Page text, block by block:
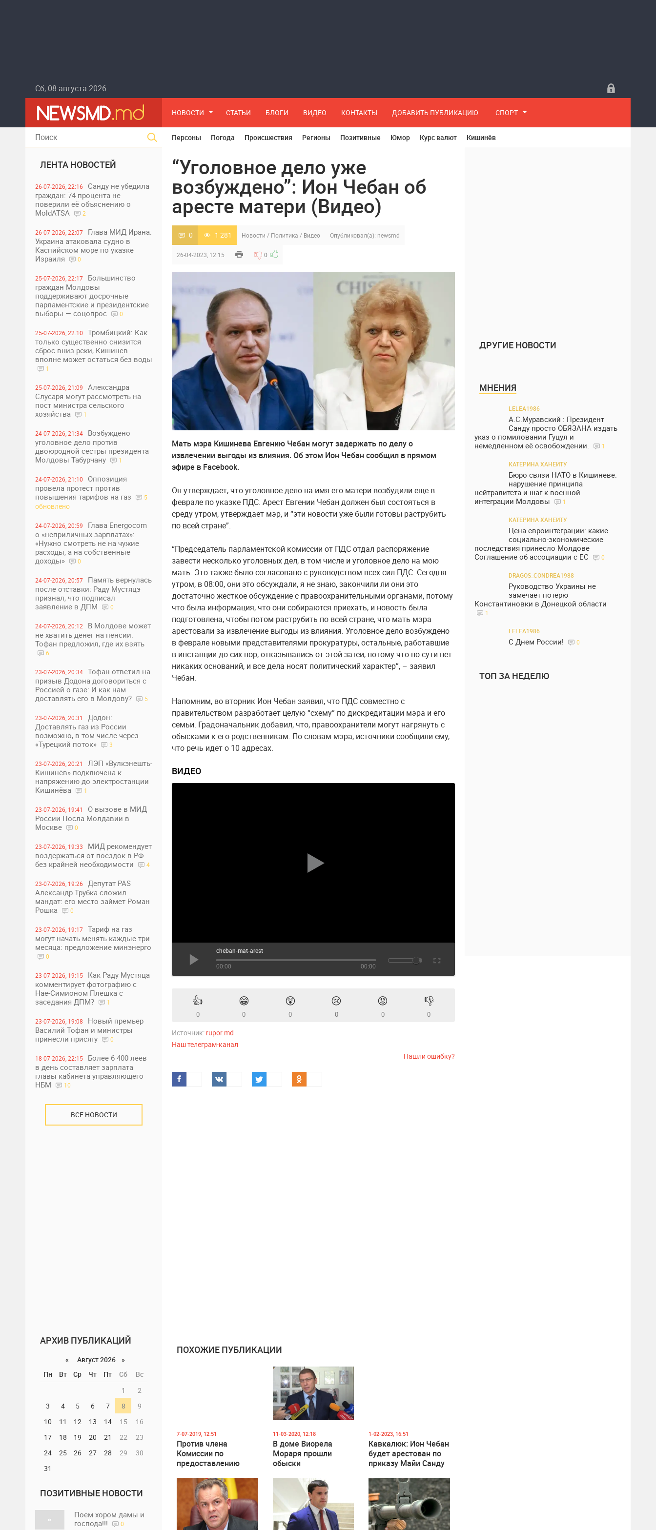
Сб, 08 августа 2026
НОВОСТИ СТАТЬИ БЛОГИ ВИДЕО КОНТАКТЫ ДОБАВИТЬ ПУБЛИКАЦИЮ СПОРТ
ЛЕНТА НОВОСТЕЙ
26-07-2026, 22:16
Санду не убедила
граждан: 74 процента не
поверили её объяснению о
MoldATSA
2
26-07-2026, 22:07
Глава МИД Ирана:
Украина атаковала судно в
Каспийском море по указке
Израиля
0
25-07-2026, 22:17
Большинство
граждан Молдовы
поддерживают досрочные
парламентские и президентские
выборы — соцопрос
0
25-07-2026, 22:10
Тромбицкий: Как
только существенно снизится
сброс вниз реки, Кишинев
вполне может остаться без воды
1
25-07-2026, 21:09
Александра
Слусаря могут рассмотреть на
пост министра сельского
хозяйства
1
24-07-2026, 21:34
Возбуждено
уголовное дело против
двоюродной сестры президента
Молдовы Табурчану
1
24-07-2026, 21:10
Оппозиция
провела протест против
повышения тарифов на газ
5
обновлено
24-07-2026, 20:59
Глава Energocom
о «неприличных зарплатах»:
«Нужно смотреть не на чужие
расходы, а на собственные
доходы»
0
24-07-2026, 20:57
Память вернулась
после отставки: Раду Мустяцэ
признал, что подписал
заявление в ДПМ
0
24-07-2026, 20:12
В Молдове может
не хватить денег на пенсии:
Тофан предложил, где их взять
6
23-07-2026, 20:34
Тофан ответил на
призыв Додона договориться с
Россией о газе: И как нам
доставлять его в Молдову?
5
23-07-2026, 20:31
Додон:
Доставлять газ из России
возможно, в том числе через
«Турецкий поток»
3
23-07-2026, 20:21
ЛЭП «Вулкэнешть-
Кишинёв» подключена к
напряжению до электростанции
Кишинёва
1
23-07-2026, 19:41
О вызове в МИД
России Посла Молдавии в
Москве
0
23-07-2026, 19:33
МИД рекомендует
воздержаться от поездок в РФ
без крайней необходимости
4
23-07-2026, 19:26
Депутат PAS
Александр Трубка сложил
мандат: его место займет Роман
Рошка
0
23-07-2026, 19:17
Тариф на газ
могут начать менять каждые три
месяца: предложение минэнерго
0
23-07-2026, 19:15
Как Раду Мустяца
комментирует фотографию с
Нае-Симионом Плешка с
заседания ДПМ?
1
23-07-2026, 19:08
Новый премьер
Василий Тофан и министры
принесли присягу
0
18-07-2026, 22:15
Более 6 400 леев
в день составляет зарплата
главы кабинета управляющего
НБМ
10
ВСЕ НОВОСТИ
АРХИВ ПУБЛИКАЦИЙ
«
Август 2026 »
Пн
Вт Ср Чт Пт Сб
Вс
1
2
3
4 5 6 7 8
9
10
11 12 13 14 15
16
17
18 19 20 21 22
23
24
25 26 27 28 29
30
31
ПОЗИТИВНЫЕ НОВОСТИ
Поем хором дамы и
господа!!!
0
Персоны Погода Происшествия Регионы Позитивные Юмор Курс валют Кишинёв
“Уголовное дело уже
возбуждено”: Ион Чебан об
аресте матери (Видео)
0 1 281 Новости / Политика / Видео Опубликовал(а): newsmd
26-04-2023, 12:15 0
Мать мэра Кишинева Евгению Чебан могут задержать по делу о
извлечении выгоды из влияния. Об этом Ион Чебан сообщил в прямом
эфире в Facebook.
Он утверждает, что уголовное дело на имя его матери возбудили еще в
феврале по указке ПДС. Арест Евгении Чебан должен был состояться в
среду утром, утверждает мэр, и “эти новости уже были готовы раструбить
по всей стране”.
“Председатель парламентской комиссии от ПДС отдал распоряжение
завести несколько уголовных дел, в том числе и уголовное дело на мою
мать. Это также было согласовано с руководством всех сил ПДС. Сегодня
утром, в 08:00, они это обсуждали, я не знаю, закончили ли они это
достаточно жесткое обсуждение с правоохранительными органами, потому
что была информация, что они собираются приехать, и новость была
подготовлена, чтобы потом раструбить по всей стране, что мать мэра
арестовали за извлечение выгоды из влияния. Уголовное дело возбуждено
в феврале новыми представителями прокуратуры, остальные, работавшие
в инстанции до сих пор, отказывались от этой затеи, потому что по сути нет
никаких оснований, и все дела носят политический характер”, – заявил
Чебан.
Напомним, во вторник Ион Чебан заявил, что ПДС совместно с
правительством разработает целую “схему” по дискредитации мэра и его
семьи. Градоначальник добавил, что, правоохранители могут нагрянуть с
обысками к его родственникам. По словам мэра, источники сообщили ему,
что речь идет о 10 адресах.
ВИДЕО
cheban-mat-arest
00:00 00:00
👍
0
😁
0
😲
0
😢
0
😡
0
👎
0
Источник: rupor.md
Наш телеграм-канал
Нашли ошибку?
ПОХОЖИЕ ПУБЛИКАЦИИ
7-07-2019, 12:51
Против члена
Комиссии по
предоставлению
возбуждено
уголовное дело
11-03-2020, 12:18
В доме Виорела
Мораря прошли
обыски
1-02-2023, 16:51
Кавкалюк: Ион Чебан
будет арестован по
приказу Майи Санду
ДРУГИЕ НОВОСТИ
МНЕНИЯ
LELEA1986
А.С.Муравский : Президент
Санду просто ОБЯЗАНА издать
указ о помиловании Гуцул и
немедленном её освобождении.
1
КАТЕРИНА ХАНЕИТУ
Бюро связи НАТО в Кишиневе:
нарушение принципа
нейтралитета и шаг к военной
интеграции Молдовы
1
КАТЕРИНА ХАНЕИТУ
Цена евроинтеграции: какие
социально-экономические
последствия принесло Молдове
Соглашение об ассоциации с ЕС
0
DRAGOS_CONDREA1988
Руководство Украины не
замечает потерю
Константиновки в Донецкой области
1
LELEA1986
С Днем России! 0
ТОП ЗА НЕДЕЛЮ